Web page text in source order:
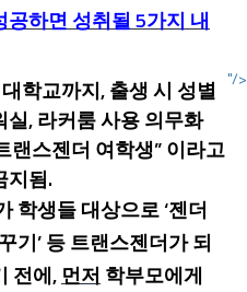
"/>
공하면성취될 5가지 내
학교까지, 출생 시 성별
실, 라커룸 사용의무화
랜스젠더 여학생” 이라고
지됨.
학생들대상으로‘젠더
기’등트랜스젠더가되
전에, 먼저 학부모에게